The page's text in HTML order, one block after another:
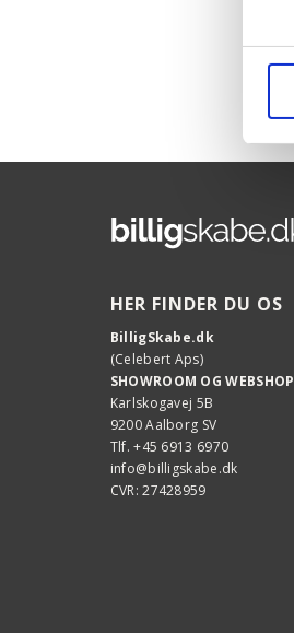
HER FINDER DU OS
BilligSkabe.dk
(Celebert Aps)
SHOWROOM OG WEBSHOP
Karlskogavej 5B
9200 Aalborg SV
Tlf. +45 6913 6970
info@billigskabe.dk
CVR: 27428959